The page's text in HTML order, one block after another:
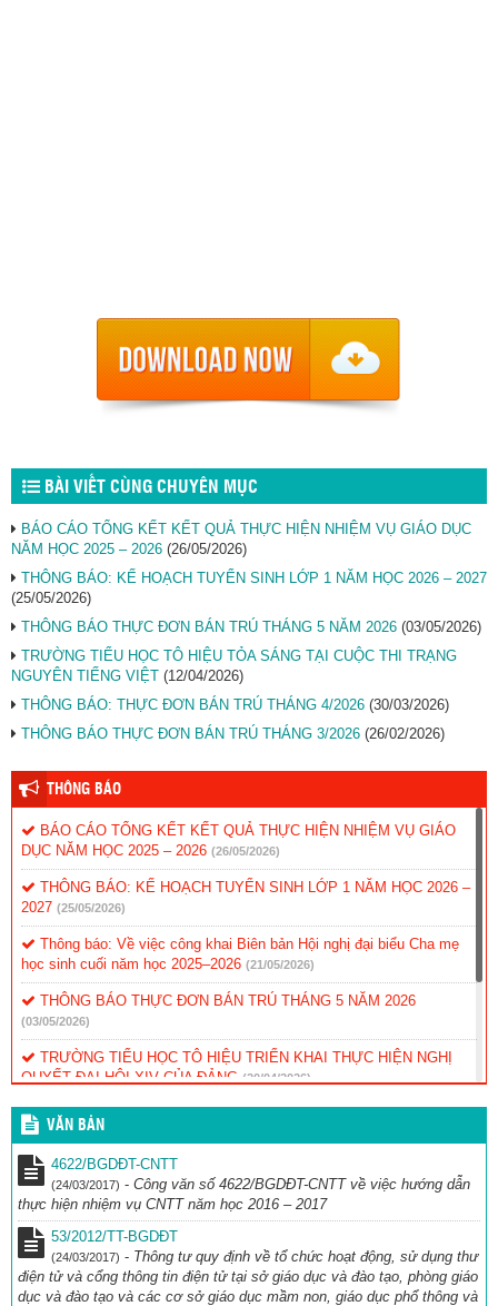
BÀI VIẾT CÙNG CHUYÊN MỤC
BÁO CÁO TỔNG KẾT KẾT QUẢ THỰC HIỆN NHIỆM VỤ GIÁO DỤC
NĂM HỌC 2025 – 2026 (26/05/2026)
THÔNG BÁO: KẾ HOẠCH TUYỂN SINH LỚP 1 NĂM HỌC 2026 – 2027
(25/05/2026)
THÔNG BÁO THỰC ĐƠN BÁN TRÚ THÁNG 5 NĂM 2026 (03/05/2026)
TRƯỜNG TIỂU HỌC TÔ HIỆU TỎA SÁNG TẠI CUỘC THI TRẠNG
NGUYÊN TIẾNG VIỆT (12/04/2026)
THÔNG BÁO: THỰC ĐƠN BÁN TRÚ THÁNG 4/2026 (30/03/2026)
THÔNG BÁO THỰC ĐƠN BÁN TRÚ THÁNG 3/2026 (26/02/2026)
THÔNG BÁO
BÁO CÁO TỔNG KẾT KẾT QUẢ THỰC HIỆN NHIỆM VỤ GIÁO
DỤC NĂM HỌC 2025 – 2026 (26/05/2026)
THÔNG BÁO: KẾ HOẠCH TUYỂN SINH LỚP 1 NĂM HỌC 2026 –
2027 (25/05/2026)
Thông báo: Về việc công khai Biên bản Hội nghị đại biểu Cha mẹ
học sinh cuối năm học 2025–2026 (21/05/2026)
THÔNG BÁO THỰC ĐƠN BÁN TRÚ THÁNG 5 NĂM 2026
(03/05/2026)
TRƯỜNG TIỂU HỌC TÔ HIỆU TRIỂN KHAI THỰC HIỆN NGHỊ
QUYẾT ĐẠI HỘI XIV CỦA ĐẢNG (20/04/2026)
TRƯỜNG TIỂU HỌC TÔ HIỆU TỎA SÁNG TẠI CUỘC THI TRẠNG
NGUYÊN TIẾNG VIỆT
THÔNG BÁO: THỰC ĐƠN BÁN TRÚ THÁNG 4/2026
THÔNG BÁO THỰC ĐƠN BÁN TRÚ THÁNG 3/2026
VĂN BẢN
4622/BGDĐT-CNTT
(24/03/2017) - Công văn số 4622/BGDĐT-CNTT về việc hướng dẫn
thực hiện nhiệm vụ CNTT năm học 2016 – 2017
53/2012/TT-BGDĐT
(24/03/2017) - Thông tư quy định về tổ chức hoạt động, sử dụng thư
điện tử và cổng thông tin điện tử tại sở giáo dục và đào tạo, phòng giáo
dục và đào tạo và các cơ sở giáo dục mầm non, giáo dục phổ thông và